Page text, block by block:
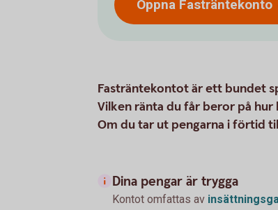
Öppna Fasträntekonto
Fasträntekontot är ett bundet
Vilken ränta du får beror på hur
Om du tar ut pengarna i förtid
Dina pengar är trygga
Kontot omfattas av